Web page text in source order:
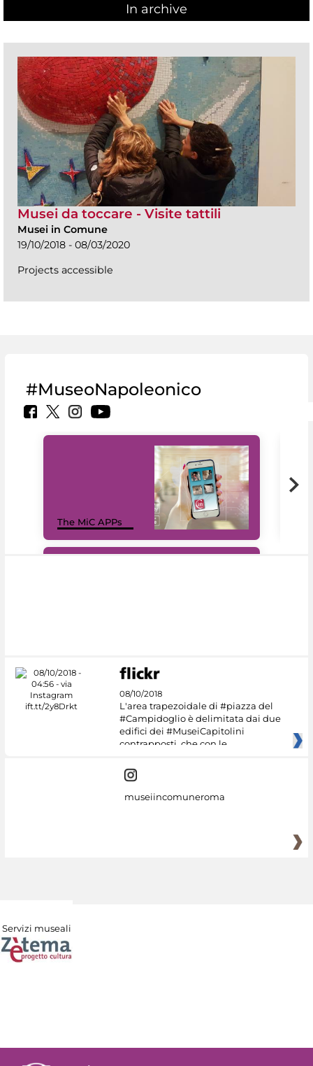
In archive
Musei da toccare - Visite tattili
Musei in Comune
19/10/2018 - 08/03/2020
Projects accessible
#MuseoNapoleonico
The MiC APPs
08/10/2018
L'area trapezoidale di #piazza del
#Campidoglio è delimitata dai due
edifici dei #MuseiCapitolini
contrapposti, che con le
museiincomuneroma
Servizi museali